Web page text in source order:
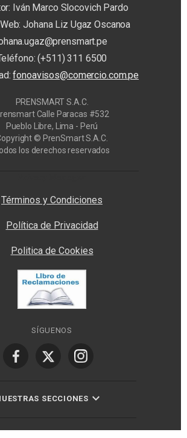
Iván Marco Slocovich Pardo
Johana Liz Ugaz Oscanoa
(+511) 311 6500
fonoavisos@comercio.com.pe
PRENSMART S.A.C.
Calle Paracas #532
Pueblo Libre, Lima - Perú
© PrenSmart S.A.C.
los derechos reservados
Términos y Condiciones
Política de Privacidad
Politica de Cookies
SÍGUENOS
SECCIONES